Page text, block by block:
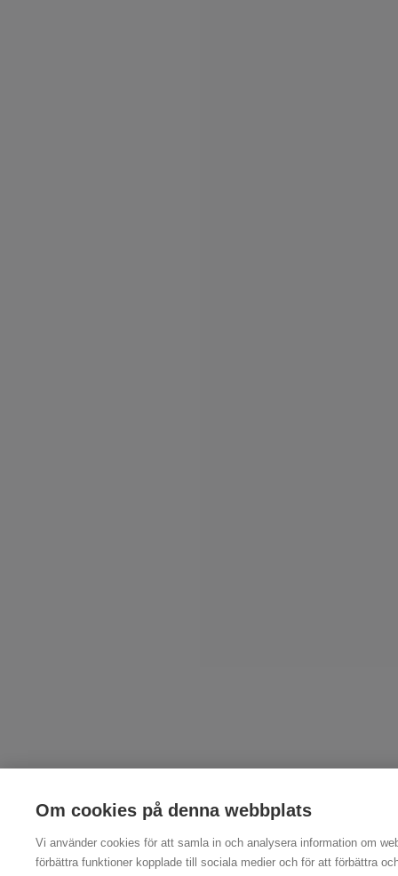
Om cookies på denna webbplats
Vi använder cookies för att samla in och analysera information om
förbättra funktioner kopplade till sociala medier och för att förbättra